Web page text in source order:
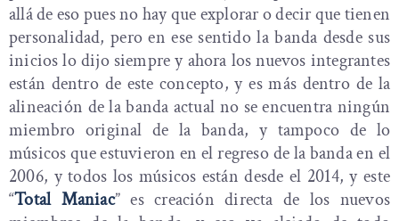
allá de eso pues no hay que explorar o decir que tienen
personalidad, pero en ese sentido la banda desde sus
inicios lo dijo siempre y ahora los nuevos integrantes
están dentro de este concepto, y es más dentro de la
alineación de la banda actual no se encuentra ningún
miembro original de la banda, y tampoco de lo
músicos que estuvieron en el regreso de la banda en el
2006, y todos los músicos están desde el 2014, y este
“Total Maniac” es creación directa de los nuevos